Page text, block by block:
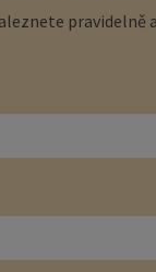
pravidelně